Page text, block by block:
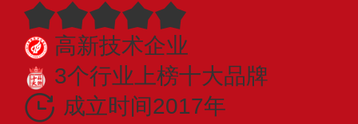
高新技术企业
3个行业上榜十大品牌
成立时间2017年